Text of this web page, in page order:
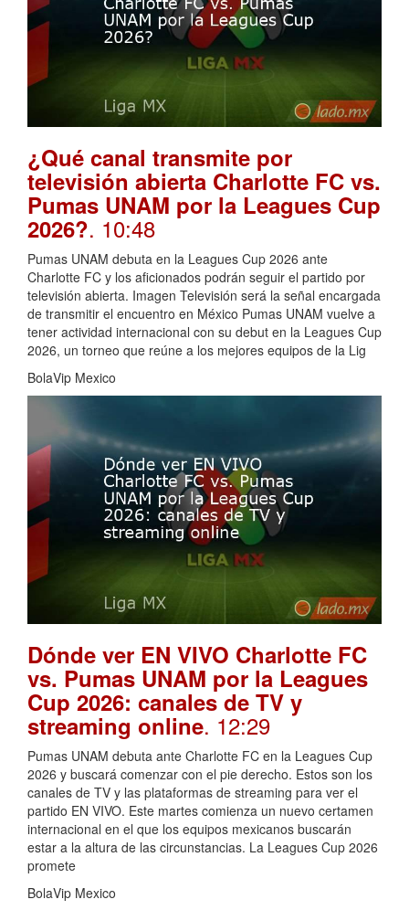
¿Qué canal transmite por
televisión abierta Charlotte FC vs.
Pumas UNAM por la Leagues Cup
2026?. 10:48
Pumas UNAM debuta en la Leagues Cup 2026 ante
Charlotte FC y los aficionados podrán seguir el partido por
televisión abierta. Imagen Televisión será la señal encargada
de transmitir el encuentro en México Pumas UNAM vuelve a
tener actividad internacional con su debut en la Leagues Cup
2026, un torneo que reúne a los mejores equipos de la Lig
BolaVip Mexico
Dónde ver EN VIVO Charlotte FC
vs. Pumas UNAM por la Leagues
Cup 2026: canales de TV y
streaming online. 12:29
Pumas UNAM debuta ante Charlotte FC en la Leagues Cup
2026 y buscará comenzar con el pie derecho. Estos son los
canales de TV y las plataformas de streaming para ver el
partido EN VIVO. Este martes comienza un nuevo certamen
internacional en el que los equipos mexicanos buscarán
estar a la altura de las circunstancias. La Leagues Cup 2026
promete
BolaVip Mexico